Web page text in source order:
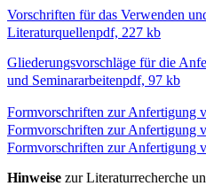
Vorschriften für das Verwenden
Literaturquellenpdf, 227 kb
Gliederungsvorschläge für die
und Seminararbeitenpdf, 97 kb
Formvorschriften zur Anfertigung
Formvorschriften zur Anfertigung
Formvorschriften zur Anfertigung
Hinweise zur Literaturrecherche